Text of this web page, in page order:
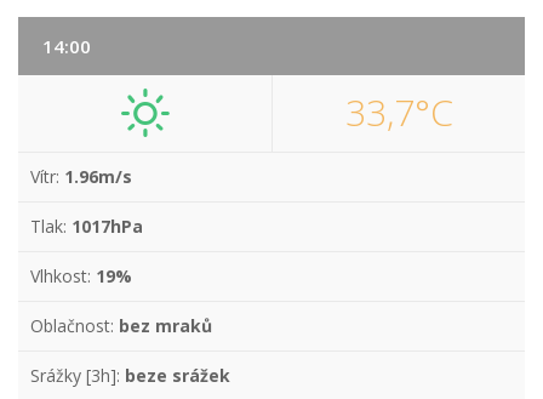
14:00
33,7°C
Vítr: 1.96m/s
Tlak: 1017hPa
Vlhkost: 19%
Oblačnost: bez mraků
Srážky [3h]: beze srážek